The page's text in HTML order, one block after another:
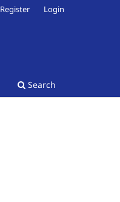
Search
Register Login